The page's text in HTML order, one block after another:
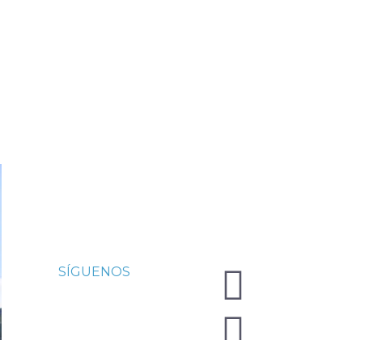
SÍGUENOS